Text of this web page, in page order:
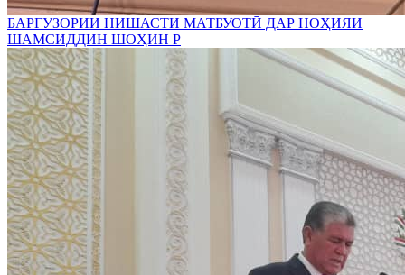
БАРГУЗОРИИ НИШАСТИ МАТБУОТӢ ДАР НОҲИЯИ
ШАМСИДДИН ШОҲИН Р